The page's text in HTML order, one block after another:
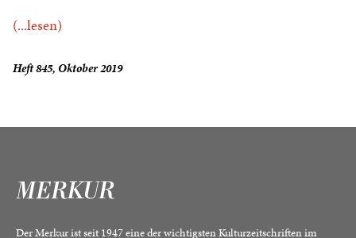
(...lesen)
Heft 845, Oktober 2019
Der Merkur ist seit 1947 eine der wichtigsten Kulturzeitschriften im